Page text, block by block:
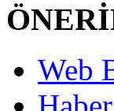
Web